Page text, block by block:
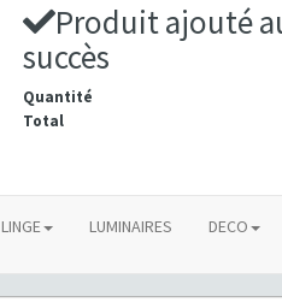
Produit ajouté
succès
Quantité
Total
LINGE LUMINAIRES DECO